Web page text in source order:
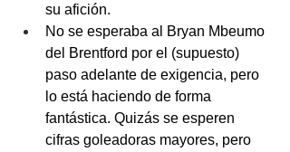
su afición.
No se esperaba al Bryan Mbeumo
del Brentford por el (supuesto)
paso adelante de exigencia, pero
lo está haciendo de forma
fantástica. Quizás se esperen
cifras goleadoras mayores, pero